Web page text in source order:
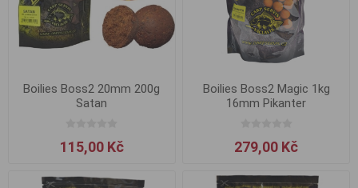
Boilies Boss2 20mm 200g
Satan
115,00 Kč
Boilies Boss2 Magic 1kg
16mm Pikanter
279,00 Kč